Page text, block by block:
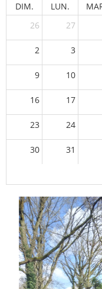
DIM. LUN.
26
27
2 3
9 10
16 17
23 24
30 31